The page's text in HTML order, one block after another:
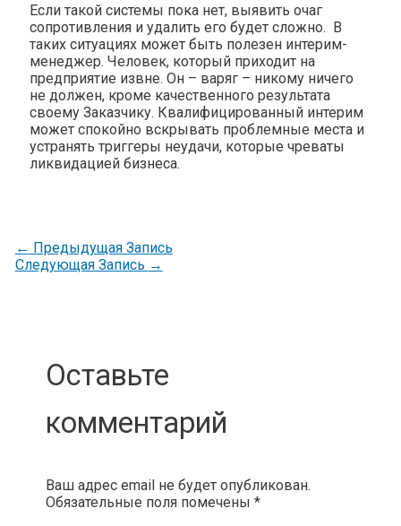
Если такой системы пока нет, выявить очаг
сопротивления и удалить его будет сложно. В
таких ситуациях может быть полезен интерим-
менеджер. Человек, который приходит на
предприятие извне. Он – варяг – никому ничего
не должен, кроме качественного результата
своему Заказчику. Квалифицированный интерим
может спокойно вскрывать проблемные места и
устранять триггеры неудачи, которые чреваты
ликвидацией бизнеса.
Навигация
по
← Предыдущая Запись
Следующая Запись →
Оставьте
комментарий
Ваш адрес email не будет опубликован.
Обязательные поля помечены *